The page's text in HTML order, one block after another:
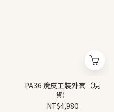
PA36 麂皮工裝外套（現
貨）
NT$4,980